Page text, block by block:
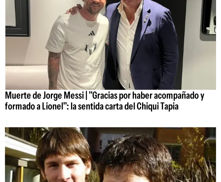
Muerte de Jorge Messi | "Gracias por haber acompañado y
formado a Lionel": la sentida carta del Chiqui Tapia